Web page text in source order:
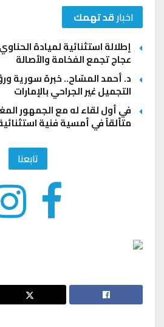
اخبارقد تهمك
إطلالة استثنائية لميادة
عجاج تجمع الفخامة والأصالة
د. أحمد المسّاح.. خبرة سورية
التجميل غير الجراحي بالإمارات
في أول لقاء له مع الجمهور
متألقاً في أمسية فنية
تابعنا